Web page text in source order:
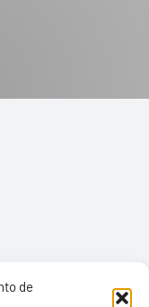
de